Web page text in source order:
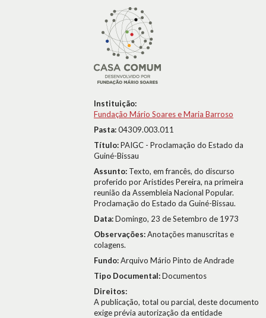
Instituição:
Fundação Mário Soares e Maria Barroso
Pasta:04309.003.011
Título:PAIGC - Proclamação do Estado da
Guiné-Bissau
Assunto: Texto, em francês, do discurso
proferido por Aristides Pereira, na primeira
reunião da Assembleia Nacional Popular.
Proclamação do Estado da Guiné-Bissau.
Data:Domingo, 23 de Setembro de 1973
Observações:Anotações manuscritas e
colagens.
Fundo:Arquivo Mário Pinto de Andrade
Tipo Documental:Documentos
Direitos:
A publicação, total ou parcial, deste documento
exige prévia autorização da entidade